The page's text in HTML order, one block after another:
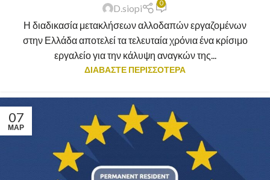
D.siopi 0
Η διαδικασία μετακλήσεων αλλοδαπών εργαζομένων
στην Ελλάδα αποτελεί τα τελευταία χρόνια ένα κρίσιμο
εργαλείο για την κάλυψη αναγκών της...
ΔΙΑΒΑΣΤΕ ΠΕΡΙΣΣΟΤΕΡΑ
07
ΜΑΡ